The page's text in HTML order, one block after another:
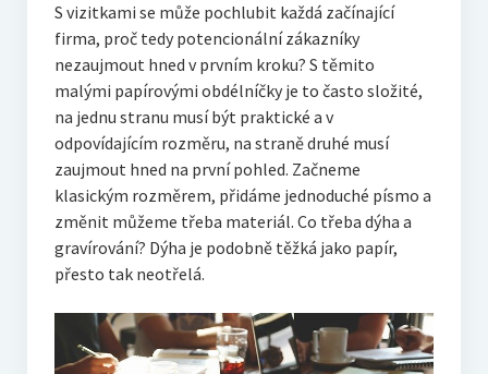
S vizitkami se může pochlubit každá začínající
firma, proč tedy potencionální zákazníky
nezaujmout hned v prvním kroku? S těmito
malými papírovými obdélníčky je to často složité,
na jednu stranu musí být praktické a v
odpovídajícím rozměru, na straně druhé musí
zaujmout hned na první pohled. Začneme
klasickým rozměrem, přidáme jednoduché písmo a
změnit můžeme třeba materiál. Co třeba dýha a
gravírování? Dýha je podobně těžká jako papír,
přesto tak neotřelá.